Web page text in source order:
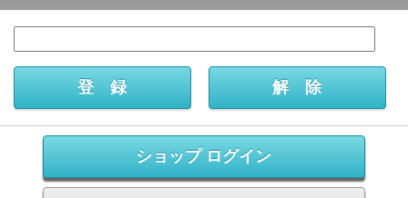
ショップ ログイン